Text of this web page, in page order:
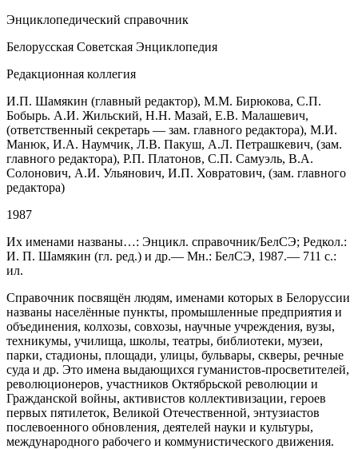
Энциклопедический справочник
Белорусская Советская Энциклопедия
Редакционная коллегия
И.П. Шамякин (главный редактор), М.М. Бирюкова, С.П.
Бобырь. А.И. Жильский, Н.Н. Мазай, Е.В. Малашевич,
(ответственный секретарь — зам. главного редактора), М.И.
Манюк, И.А. Наумчик, Л.В. Пакуш, А.Л. Петрашкевич, (зам.
главного редактора), Р.П. Платонов, С.П. Самуэль, В.А.
Солонович, А.И. Ульянович, И.П. Ховратович, (зам. главного
редактора)
1987
Их именами названы…: Энцикл. справочник/БелСЭ; Редкол.:
И. П. Шамякин (гл. ред.) и др.— Мн.: БелСЭ, 1987.— 711 с.:
ил.
Справочник посвящён людям, именами которых в Белоруссии
названы населённые пункты, промышленные предприятия и
объединения, колхозы, совхозы, научные учреждения, вузы,
техникумы, училища, школы, театры, библиотеки, музеи,
парки, стадионы, площади, улицы, бульвары, скверы, речные
суда и др. Это имена выдающихся гуманистов-просветителей,
революционеров, участников Октябрьской революции и
Гражданской войны, активистов коллективизации, героев
первых пятилеток, Великой Отечественной, энтузиастов
послевоенного обновления, деятелей науки и культуры,
международного рабочего и коммунистического движения.